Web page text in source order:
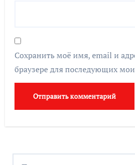
Сохранить моё имя, email и
браузере для последующих